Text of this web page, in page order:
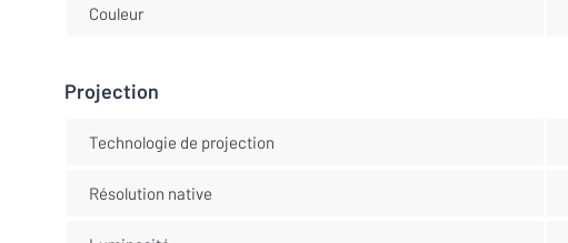
Couleur
Projection
Technologie de projection
Résolution native